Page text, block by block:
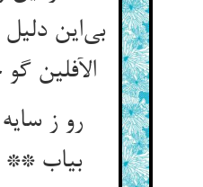
بی‌‌این
رو ز سایه
بیاب **